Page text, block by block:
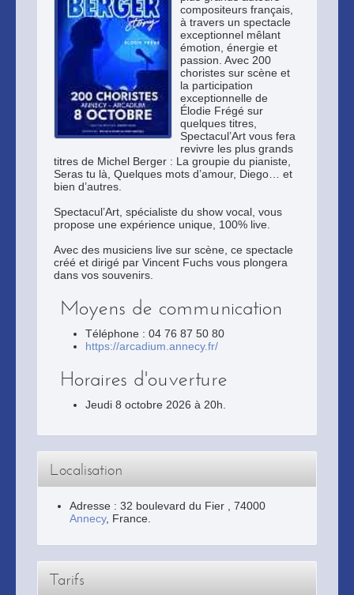
compositeurs français,
à travers un spectacle
exceptionnel mêlant
émotion, énergie et
passion. Avec 200
choristes sur scène et
la participation
exceptionnelle de
Élodie Frégé sur
quelques titres,
Spectacul’Art vous fera
revivre les plus grands
titres de Michel Berger : La groupie du pianiste,
Seras tu là, Quelques mots d’amour, Diego… et
bien d’autres.
Spectacul’Art, spécialiste du show vocal, vous
propose une expérience unique, 100% live.
Avec des musiciens live sur scène, ce spectacle
créé et dirigé par Vincent Fuchs vous plongera
dans vos souvenirs.
Moyens de communication
Téléphone : 04 76 87 50 80
https://arcadium.annecy.fr/
Horaires d'ouverture
Jeudi 8 octobre 2026 à 20h.
Localisation
Adresse : 32 boulevard du Fier
74000
Annecy, France.
Tarifs